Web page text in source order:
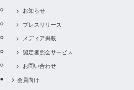
お知らせ
プレスリリース
メディア掲載
認定者照会サービス
お問い合わせ
会員向け